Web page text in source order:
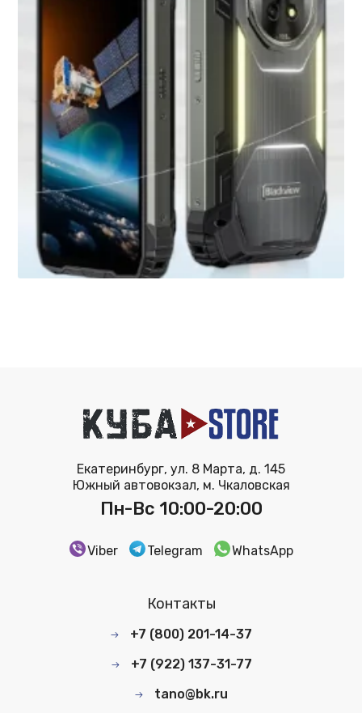
Екатеринбург, ул. 8 Марта, д. 145
Южный автовокзал, м. Чкаловская
Пн-Вс 10:00-20:00
Viber Telegram WhatsApp
Контакты
+7 (800) 201-14-37
+7 (922) 137-31-77
tano@bk.ru